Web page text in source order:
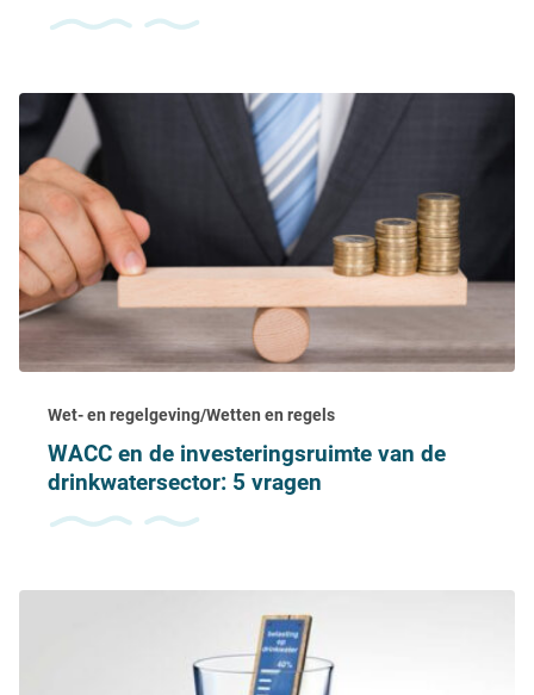
Wet- en regelgeving/Wetten en regels
WACC en de investeringsruimte van de
drinkwatersector: 5 vragen